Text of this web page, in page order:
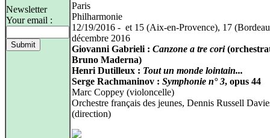
Newsletter
Your email :
Paris
Philharmonie
12/19/2016 - et 15 (Aix-en-Provence), 17
décembre 2016
Giovanni Gabrieli : Canzone a tre cori
Bruno Maderna)
Henri Dutilleux : Tout un monde lointain...
Serge Rachmaninov : Symphonie n° 3, opus 44
Marc Coppey (violoncelle)
Orchestre français des jeunes, Dennis Russell
(direction)